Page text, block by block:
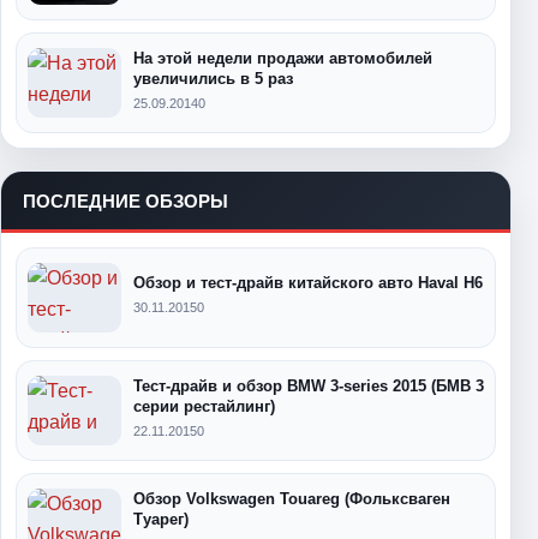
На этой недели продажи автомобилей
увеличились в 5 раз
25.09.20140
ПОСЛЕДНИЕ ОБЗОРЫ
Обзор и тест-драйв китайского авто Haval H6
30.11.20150
Тест-драйв и обзор BMW 3-series 2015 (БМВ 3
серии рестайлинг)
22.11.20150
Обзор Volkswagen Touareg (Фольксваген
Туарег)